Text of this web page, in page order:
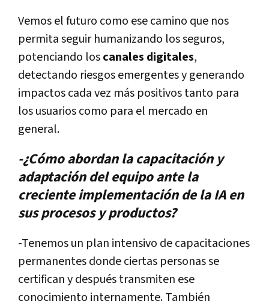
Vemos el futuro como ese camino que nos
permita seguir humanizando los seguros,
potenciando loscanales digitales,
detectando riesgos emergentes y generando
impactos cada vez más positivos tanto para
los usuarios como para el mercado en
general.
-¿Cómo abordan la capacitación y
adaptación del equipo ante la
creciente implementación de la IA en
sus procesos y productos?
-Tenemos un plan intensivo de capacitaciones
permanentes donde ciertas personas se
certifican y después transmiten ese
conocimiento internamente. También